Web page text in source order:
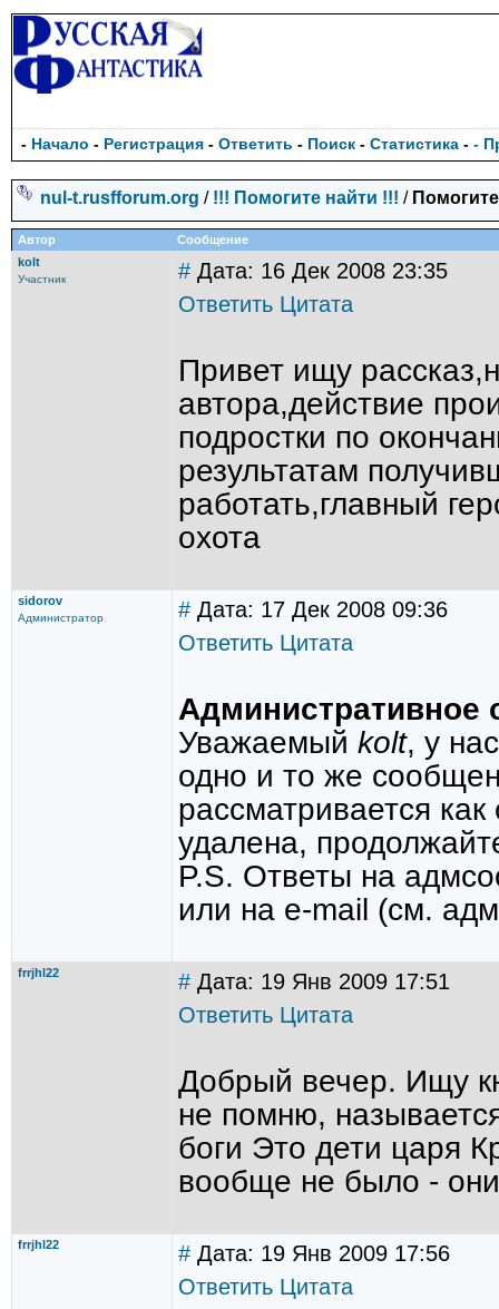
- Начало - Регистрация - Ответить - Поиск - Статистика - -
nul-t.rusfforum.org / !!! Помогите найти !!! /
Автор
Сообщение
kolt
Участник # Дата: 16 Дек 2008 23:35
Ответить Цитата
Привет ищу
автора,действие
подростки по
результатам
работать,главный
охота
sidorov
Администратор # Дата: 17 Дек 2008 09:36
Ответить Цитата
Административное
Уважаемый kolt, у
одно и то же
рассматривается
удалена,
P.S. Ответы на
или на е-mail (см.
frrjhl22 # Дата: 19 Янв 2009 17:51
Ответить Цитата
Добрый вечер. Ищу
не помню,
боги Это дети царя
вообще не было -
frrjhl22 # Дата: 19 Янв 2009 17:56
Ответить Цитата